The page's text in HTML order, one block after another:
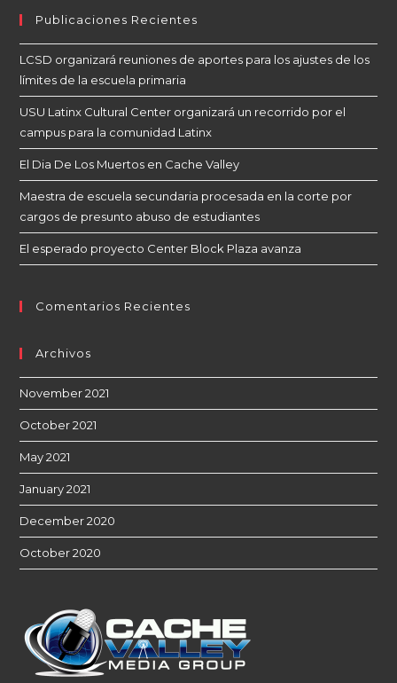
Publicaciones Recientes
LCSD organizará reuniones de aportes para los ajustes de los
límites de la escuela primaria
USU Latinx Cultural Center organizará un recorrido por el
campus para la comunidad Latinx
El Dia De Los Muertos en Cache Valley
Maestra de escuela secundaria procesada en la corte por
cargos de presunto abuso de estudiantes
El esperado proyecto Center Block Plaza avanza
Comentarios Recientes
Archivos
November 2021
October 2021
May 2021
January 2021
December 2020
October 2020